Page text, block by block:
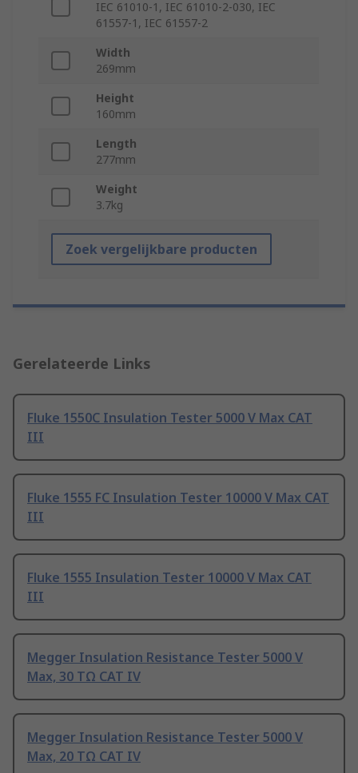
IEC 61010-1, IEC 61010-2-030, IEC
61557-1, IEC 61557-2
Width
269mm
Height
160mm
Length
277mm
Weight
3.7kg
Zoek vergelijkbare producten
Gerelateerde Links
Fluke 1550C Insulation Tester 5000 V Max CAT
III
Fluke 1555 FC Insulation Tester 10000 V Max CAT
III
Fluke 1555 Insulation Tester 10000 V Max CAT
III
Megger Insulation Resistance Tester 5000 V
Max, 30 TΩ CAT IV
Megger Insulation Resistance Tester 5000 V
Max, 20 TΩ CAT IV